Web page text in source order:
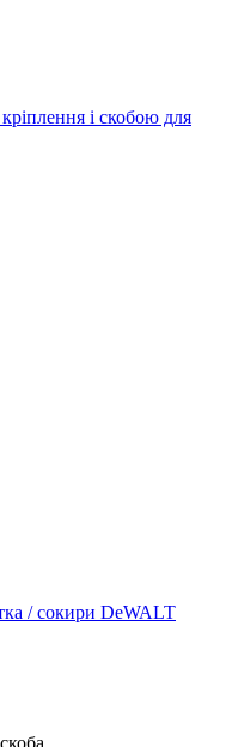
і скобою для
/ сокири DeWALT